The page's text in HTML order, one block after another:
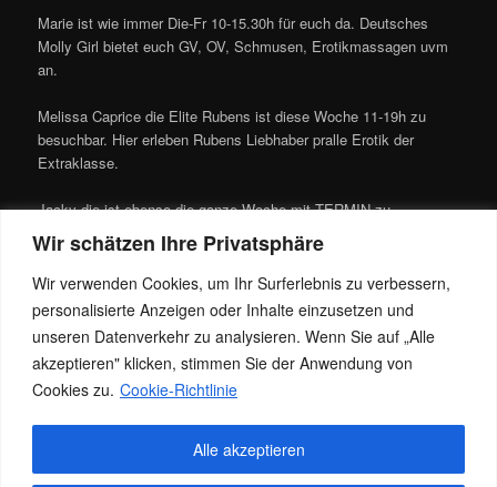
Wir schätzen Ihre Privatsphäre
Wir verwenden Cookies, um Ihr Surferlebnis zu verbessern,
personalisierte Anzeigen oder Inhalte einzusetzen und
unseren Datenverkehr zu analysieren. Wenn Sie auf „Alle
akzeptieren" klicken, stimmen Sie der Anwendung von
Cookies zu. Cookie-Richtlinie
Alle akzeptieren
Marie ist wie immer Die-Fr 10-15.30h für euch da. Deutsches
Molly Girl bietet euch GV, OV, Schmusen, Erotikmassagen uvm
an.
Melissa Caprice die Elite Rubens ist diese Woche 11-19h zu
besuchbar. Hier erleben Rubens Liebhaber pralle Erotik der
Extraklasse.
Jacky die ist ebenso die ganze Woche mit TERMIN zu
besuchen. Bei mir gibt es die intensivsten Lingam Höhepunkte
und klassische Ganzkörpermassagen.
Elena ist diese Woche nur am Freitag ab 16h für euch da.Hier
findest zu zarte sanfte Berührungen, B2B, klassische Massagen
und NURU mit Lingammassage zum Happy End.
JackyunterAllgemein
Permalink.